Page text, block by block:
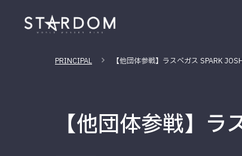
PRINCIPAL 【他団体参戦】ラスベガス SPARK
【他団体参戦】